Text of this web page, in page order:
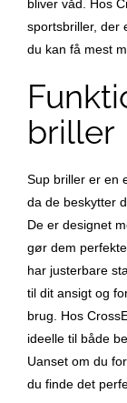
bliver våd. Hos
sportsbriller, der
du kan få mest
briller
Sup briller er en
da de beskytter
De er designet
gør dem
har justerbare
til dit ansigt og
brug. Hos
ideelle til både
Uanset om du
du finde det